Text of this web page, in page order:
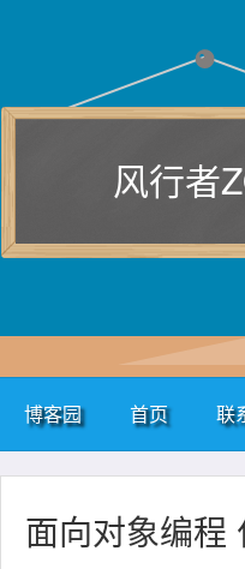
风行者
博客园 首页 联
面向对象编程